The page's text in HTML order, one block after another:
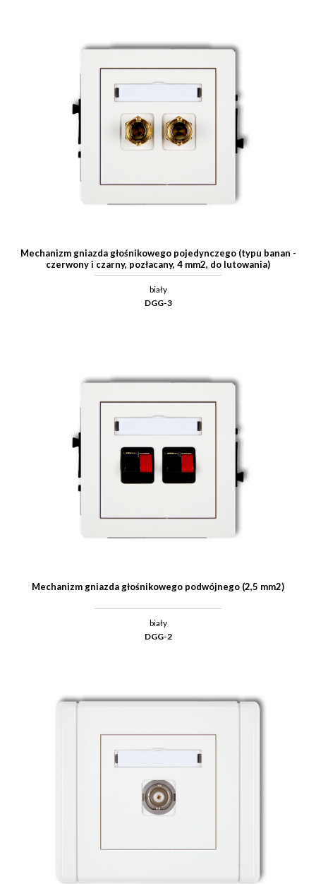
Mechanizm gniazda głośnikowego pojedynczego (typu banan -
czerwony i czarny, pozłacany, 4 mm2, do lutowania)
biały
DGG-3
Mechanizm gniazda głośnikowego podwójnego (2,5 mm2)
biały
DGG-2